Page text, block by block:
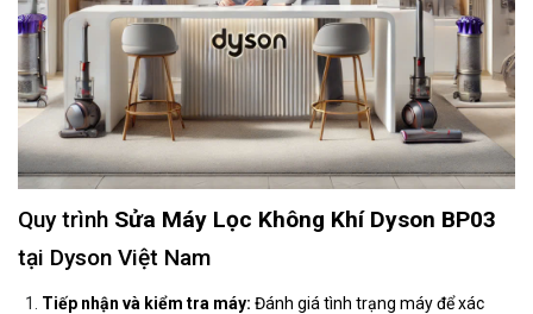
Quy trình Sửa Máy Lọc Không Khí Dyson BP03
tại Dyson Việt Nam
Tiếp nhận và kiểm tra máy: Đánh giá tình trạng máy để xác